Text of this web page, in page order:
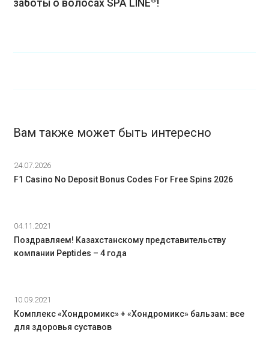
заботы о волосах SPA LINE !
Вам также может быть интересно
24.07.2026
F1 Casino No Deposit Bonus Codes For Free Spins 2026
04.11.2021
Поздравляем! Казахстанскому представительству
компании Peptides – 4 года
10.09.2021
Комплекс «Хондромикc» + «Хондромикс» бальзам: все
для здоровья суставов